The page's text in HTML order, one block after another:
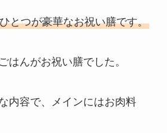
とつが豪華なお祝い膳です。
はんがお祝い膳でした。
内容で、メインにはお肉料